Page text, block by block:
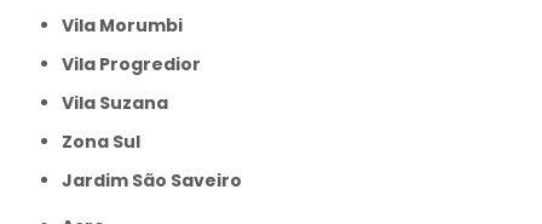
Vila Morumbi
Vila Progredior
Vila Suzana
Zona Sul
jardim São Saveiro